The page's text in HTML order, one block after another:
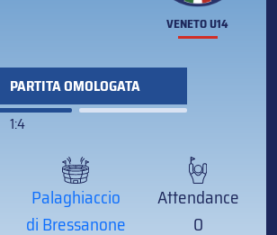
VENETO U14
PARTITA OMOLOGATA
1:4
Palaghiaccio
di Bressanone
Attendance
0